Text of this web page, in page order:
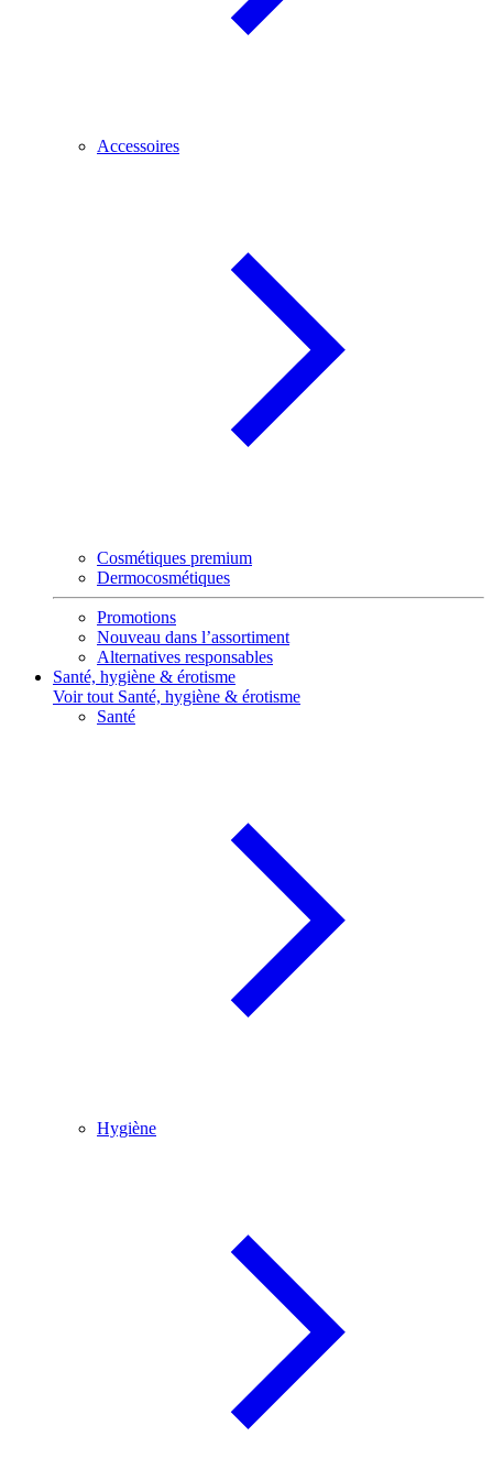
Accessoires
Cosmétiques premium
Dermocosmétiques
Promotions
Nouveau dans l’assortiment
Alternatives responsables
Santé, hygiène & érotisme
Voir tout Santé, hygiène & érotisme
Santé
Hygiène